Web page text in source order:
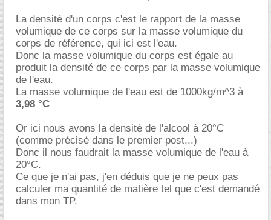
La densité d'un corps c'est le rapport de la masse
volumique de ce corps sur la masse volumique du
corps de référence, qui ici est l'eau.
Donc la masse volumique du corps est égale au
produit la densité de ce corps par la masse volumique
de l'eau.
La masse volumique de l'eau est de 1000kg/m^3 à
3,98 °C
Or ici nous avons la densité de l'alcool à 20°C
(comme précisé dans le premier post...)
Donc il nous faudrait la masse volumique de l'eau à
20°C.
Ce que je n'ai pas, j'en déduis que je ne peux pas
calculer ma quantité de matière tel que c'est demandé
dans mon TP.